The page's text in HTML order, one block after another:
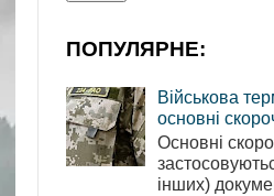
ПОПУЛЯРНЕ:
Військова
основні
Основні
інших)